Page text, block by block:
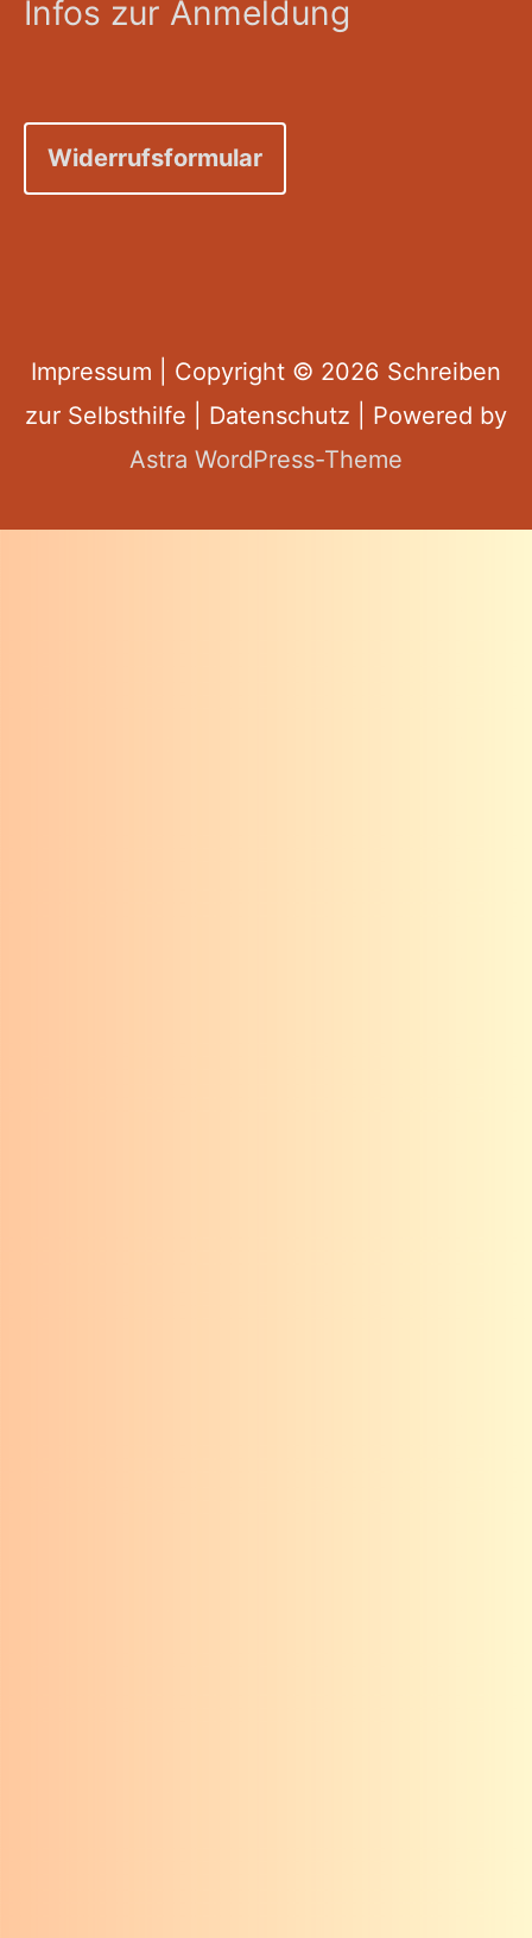
Infos zur Anmeldung
Widerrufsformular
Impressum | Copyright © 2026 Schreiben
zur Selbsthilfe
Datenschutz | Powered by
Astra WordPress-Theme